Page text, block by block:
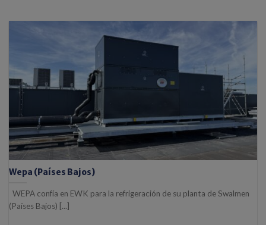
Wepa (Países Bajos)
WEPA confía en EWK para la refrigeración de su planta de Swalmen
(Países Bajos) [...]